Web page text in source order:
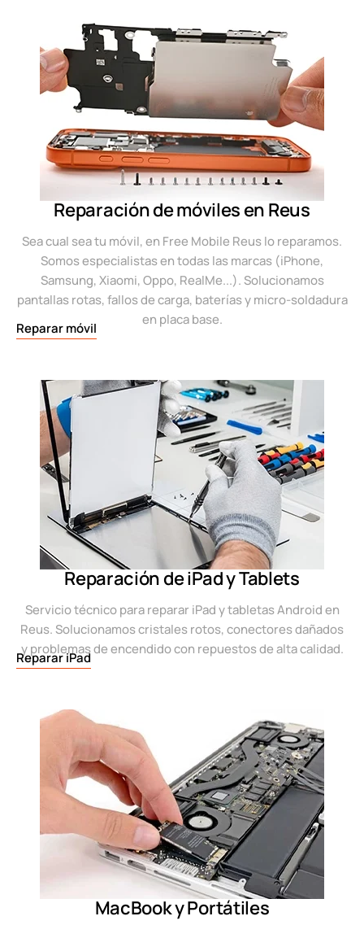
Reparación de móviles en Reus
Sea cual sea tu móvil, en Free Mobile Reus lo reparamos.
Somos especialistas en todas las marcas (iPhone,
Samsung, Xiaomi, Oppo, RealMe...). Solucionamos
pantallas rotas, fallos de carga, baterías y micro-soldadura
en placa base.
Reparar móvil
Reparación de iPad y Tablets
Servicio técnico para reparar iPad y tabletas Android en
Reus. Solucionamos cristales rotos, conectores dañados
y problemas de encendido con repuestos de alta calidad.
Reparar iPad
MacBook y Portátiles